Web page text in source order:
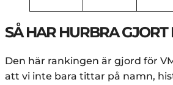
SÅ HAR HURBRA
Den här rankingen är gjord för
att vi inte bara tittar på namn,